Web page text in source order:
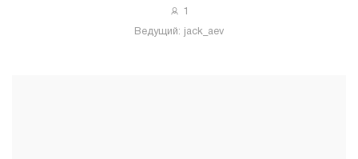
1
Ведущий: jack_aev